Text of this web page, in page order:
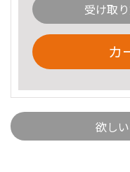
受け取
カ
欲し